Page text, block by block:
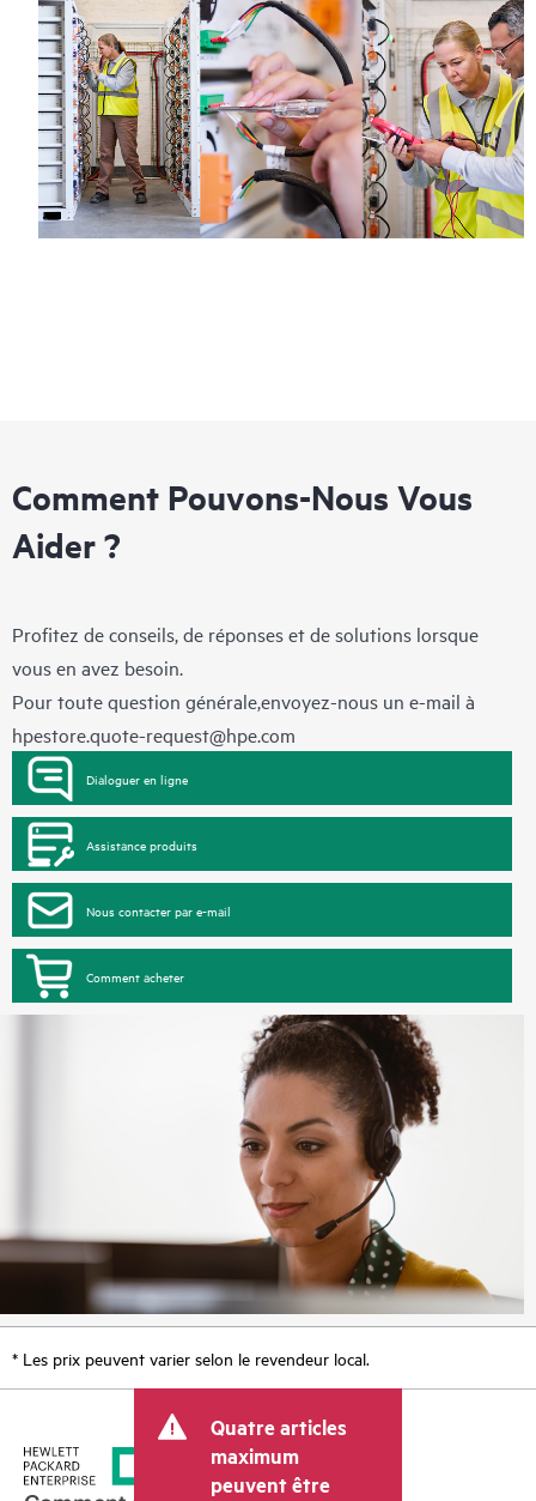
Comment Pouvons-Nous Vous
Aider ?
Profitez de conseils, de réponses et de solutions lorsque
vous en avez besoin.
Pour toute question générale,envoyez-nous un e-mail à
hpestore.quote-request@hpe.com
Dialoguer en ligne
Assistance produits
Nous contacter par e-mail
Comment acheter
* Les prix peuvent varier selon le revendeur local.
Quatre articles
maximum
peuvent être